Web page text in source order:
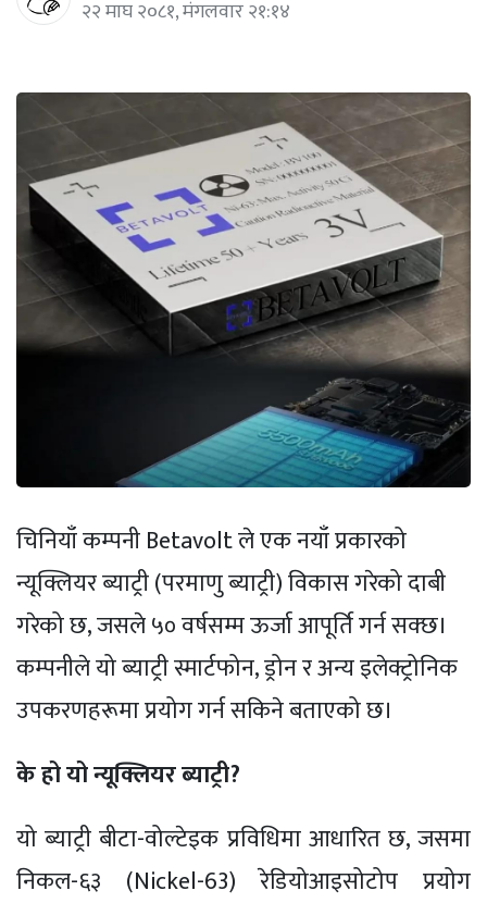
२२ माघ २०८१, मंगलवार २१:१४
चिनियाँ कम्पनी Betavolt ले एक नयाँ प्रकारको
न्यूक्लियर ब्याट्री (परमाणु ब्याट्री) विकास गरेको दाबी
गरेको छ, जसले ५० वर्षसम्म ऊर्जा आपूर्ति गर्न सक्छ।
कम्पनीले यो ब्याट्री स्मार्टफोन, ड्रोन र अन्य इलेक्ट्रोनिक
उपकरणहरूमा प्रयोग गर्न सकिने बताएको छ।
के हो यो न्यूक्लियर ब्याट्री?
यो ब्याट्री बीटा-वोल्टेइक प्रविधिमा आधारित छ, जसमा
निकल-६३ (Nickel-63) रेडियोआइसोटोप प्रयोग